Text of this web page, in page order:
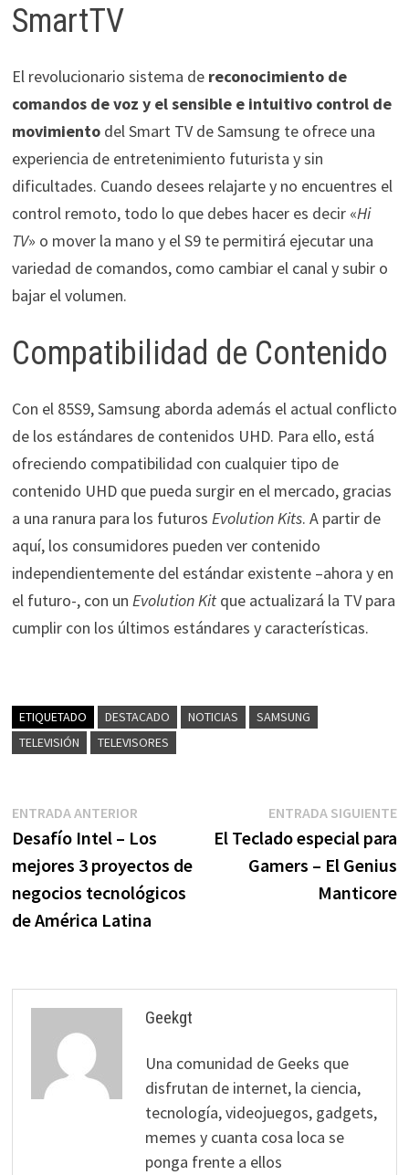
SmartTV
El revolucionario sistema de reconocimiento de
comandos de voz y el sensible e intuitivo control de
movimientodel Smart TV de Samsung te ofrece una
experiencia de entretenimiento futurista y sin
dificultades. Cuando desees relajarte y no encuentres el
control remoto, todo lo que debes hacer es decir «Hi
TV» o mover la mano y el S9 te permitirá ejecutar una
variedad de comandos, como cambiar el canal y subir o
bajar el volumen.
Compatibilidad de Contenido
Con el 85S9, Samsung aborda además el actual conflicto
de los estándares de contenidos UHD. Para ello, está
ofreciendo compatibilidad con cualquier tipo de
contenido UHD que pueda surgir en el mercado, gracias
a una ranura para los futuros Evolution Kits. A partir de
aquí, los consumidores pueden ver contenido
independientemente del estándar existente –ahora y en
el futuro-, con un Evolution Kitque actualizará la TV para
cumplir con los últimos estándares y características.
ETIQUETADO DESTACADO NOTICIAS
SAMSUNG
TELEVISIÓN
TELEVISORES
Navegación
de
entradas
ENTRADA ANTERIOREntrada
anterior:
Desafío Intel – Los
mejores 3 proyectos de
negocios tecnológicos
de América Latina
ENTRADA SIGUIENTE
El Teclado especial para
Gamers – El Genius
Manticore
Geekgt
Una comunidad de Geeks que
disfrutan de internet, la ciencia,
tecnología, videojuegos, gadgets,
memes y cuanta cosa loca se
ponga frente a ellos